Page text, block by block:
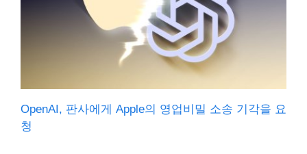
OpenAI, 판사에게 Apple의 영업비밀 소송 기각을 요
청